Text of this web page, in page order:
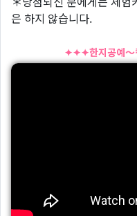
은 하지 않습니다.
✦✦✦한지공예～